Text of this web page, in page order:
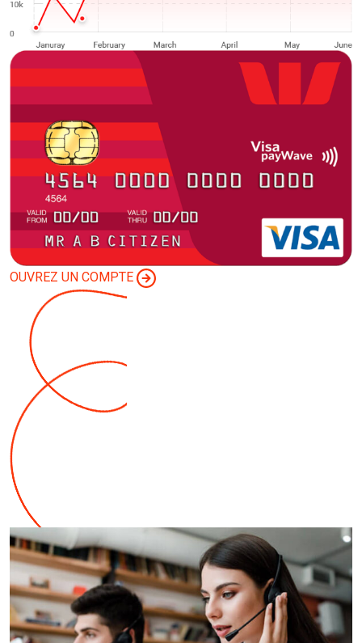
OUVREZ UN COMPTE